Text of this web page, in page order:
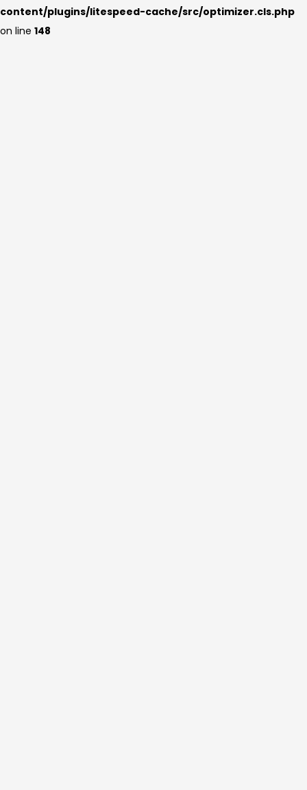
content/plugins/litespeed-cache/src/optimizer.cls.php
on line 148